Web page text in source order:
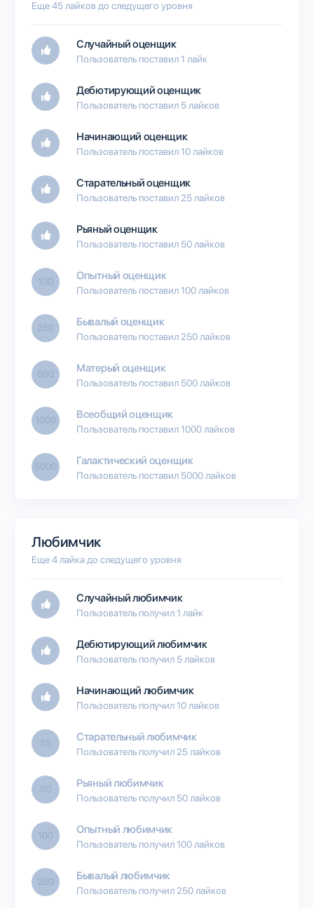
Еще 45 лайков до следущего уровня
Случайный оценщик
Пользователь поставил 1 лайк
Дебютирующий оценщик
Пользователь поставил 5 лайков
Начинающий оценщик
Пользователь поставил 10 лайков
Старательный оценщик
Пользователь поставил 25 лайков
Рьяный оценщик
Пользователь поставил 50 лайков
100 Опытный оценщик
Пользователь поставил 100 лайков
250 Бывалый оценщик
Пользователь поставил 250 лайков
500 Матерый оценщик
Пользователь поставил 500 лайков
1000 Всеобщий оценщик
Пользователь поставил 1000 лайков
5000 Галактический оценщик
Пользователь поставил 5000 лайков
Любимчик
Еще 4 лайка до следущего уровня
Случайный любимчик
Пользователь получил 1 лайк
Дебютирующий любимчик
Пользователь получил 5 лайков
Начинающий любимчик
Пользователь получил 10 лайков
25 Старательный любимчик
Пользователь получил 25 лайков
50 Рьяный любимчик
Пользователь получил 50 лайков
100 Опытный любимчик
Пользователь получил 100 лайков
250 Бывалый любимчик
Пользователь получил 250 лайков